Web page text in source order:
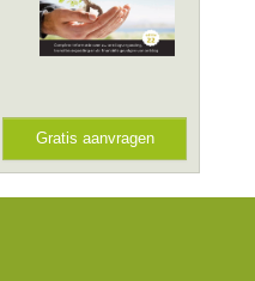
Gratis aanvragen